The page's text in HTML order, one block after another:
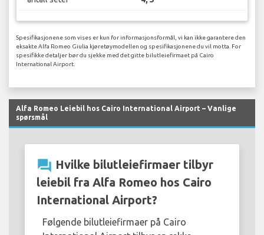
Spesifikasjonene som vises er kun for informasjonsformål, vi kan ikke garantere den
eksakte Alfa Romeo Giulia kjøretøymodellen og spesifikasjonene du vil motta. For
spesifikke detaljer bør du sjekke med det gitte bilutleiefirmaet på Cairo
International Airport.
Alfa Romeo Leiebil hos Cairo International Airport – Vanlige
spørsmål
question_answer Hvilke bilutleiefirmaer tilbyr
leiebil fra Alfa Romeo hos Cairo
International Airport?
Følgende bilutleiefirmaer på Cairo